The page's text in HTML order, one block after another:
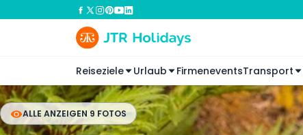
Reiseziele Urlaub FirmeneventsTransport
ALLE ANZEIGEN 9 FOTOS